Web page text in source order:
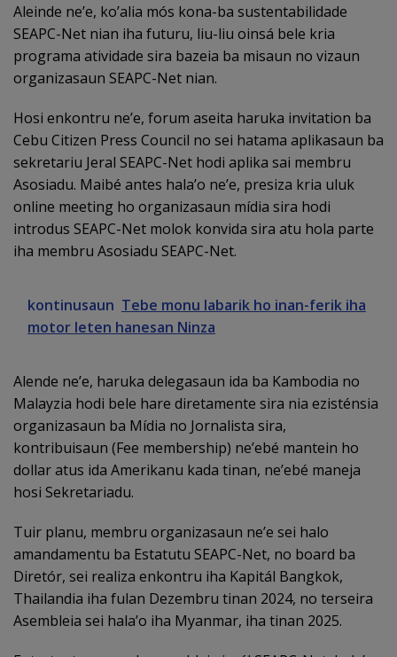
Aleinde ne’e, ko’alia mós kona-ba sustentabilidade
SEAPC-Net nian iha futuru, liu-liu oinsá bele kria
programa atividade sira bazeia ba misaun no vizaun
organizasaun SEAPC-Net nian.
Hosi enkontru ne’e, forum aseita haruka invitation ba
Cebu Citizen Press Council no sei hatama aplikasaun ba
sekretariu Jeral SEAPC-Net hodi aplika sai membru
Asosiadu. Maibé antes hala’o ne’e, presiza kria uluk
online meeting ho organizasaun mídia sira hodi
introdus SEAPC-Net molok konvida sira atu hola parte
iha membru Asosiadu SEAPC-Net.
kontinusaun Tebe monu labarik ho inan-ferik iha
motor leten hanesan Ninza
Alende ne’e, haruka delegasaun ida ba Kambodia no
Malayzia hodi bele hare diretamente sira nia ezisténsia
organizasaun ba Mídia no Jornalista sira,
kontribuisaun (Fee membership) ne’ebé mantein ho
dollar atus ida Amerikanu kada tinan, ne’ebé maneja
hosi Sekretariadu.
Tuir planu, membru organizasaun ne’e sei halo
amandamentu ba Estatutu SEAPC-Net, no board ba
Diretór, sei realiza enkontru iha Kapitál Bangkok,
Thailandia iha fulan Dezembru tinan 2024, no terseira
Asembleia sei hala’o iha Myanmar, iha tinan 2025.